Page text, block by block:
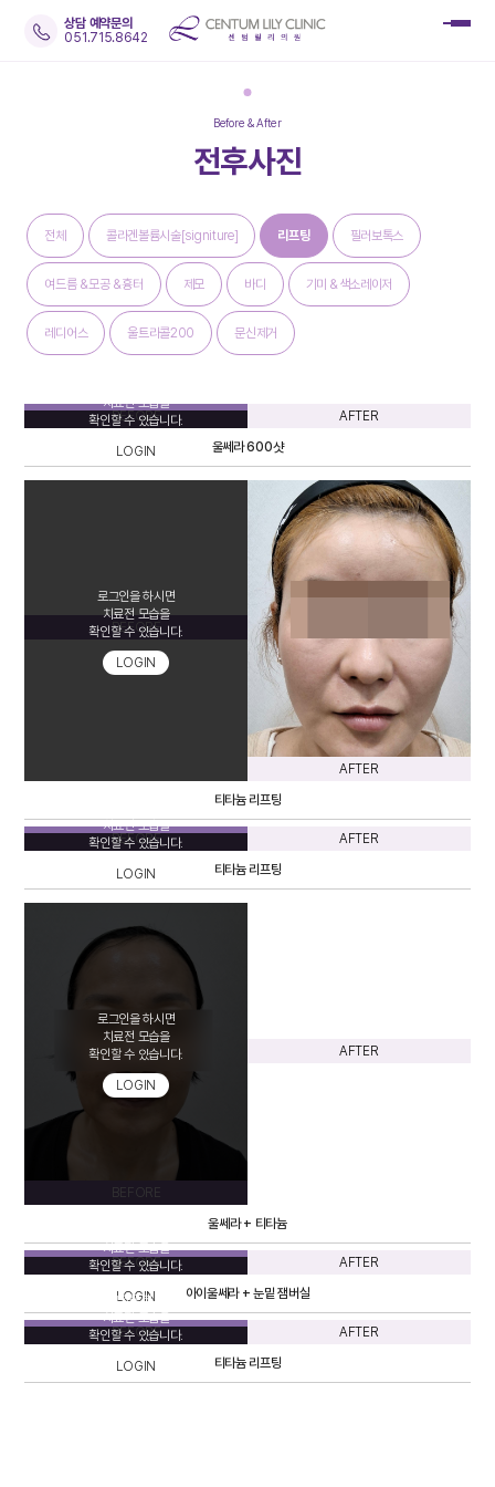
상담 예약문의
051.715.8642
Before & After
전후사진
전체 콜라겐볼륨시술[signiture] 리프팅 필러보톡스
여드름＆모공＆흉터 제모 바디 기미＆색소레이저
레디어스 울트라콜200 문신제거
BEFORE AFTER
치료전 모습을
확인할 수 있습니다.
LOGIN
울쎄라 600샷
BEFORE
AFTER
로그인을 하시면
치료전 모습을
확인할 수 있습니다.
LOGIN
티타늄 리프팅
BEFORE AFTER
치료전 모습을
확인할 수 있습니다.
LOGIN
티타늄 리프팅
BEFORE
AFTER
로그인을 하시면
치료전 모습을
확인할 수 있습니다.
LOGIN
울쎄라 + 티타늄
BEFORE AFTER
치료전 모습을
확인할 수 있습니다.
LOGIN
아이울쎄라 + 눈밑 잼버실
BEFORE AFTER
로그인을 하시면
치료전 모습을
확인할 수 있습니다.
LOGIN
티타늄 리프팅